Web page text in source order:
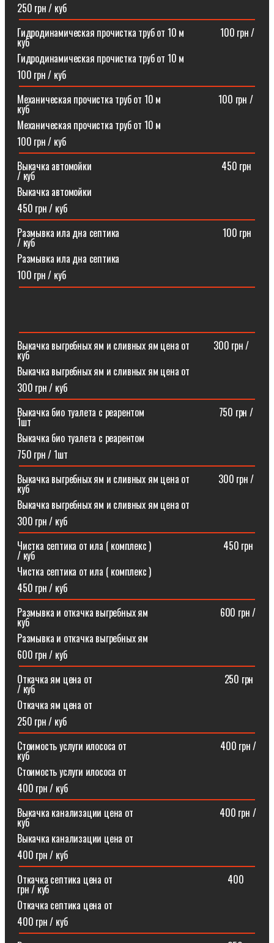
250 грн / куб
Гидродинамическая прочистка труб от 10 м⠀⠀⠀⠀⠀100 грн /
куб
Гидродинамическая прочистка труб от 10 м
100 грн / куб
Механическая прочистка труб от 10 м⠀⠀⠀⠀⠀⠀⠀⠀100 грн /
куб
Механическая прочистка труб от 10 м
100 грн / куб
Выкачка автомойки⠀⠀⠀⠀⠀⠀⠀⠀⠀⠀⠀⠀⠀⠀⠀⠀⠀⠀450 грн
/ куб
Выкачка автомойки
450 грн / куб
Размывка ила дна септика ⠀⠀⠀⠀⠀⠀⠀⠀⠀⠀⠀⠀⠀⠀100 грн
/ куб
Размывка ила дна септика
100 грн / куб
Выкачка выгребных ям и сливных ям цена от ⠀⠀⠀300 грн /
куб
Выкачка выгребных ям и сливных ям цена от
300 грн / куб
Выкачка био туалета с реарентом ⠀⠀⠀⠀⠀⠀⠀⠀⠀⠀750 грн /
1шт
Выкачка био туалета с реарентом
750 грн / 1шт
Выкачка выгребных ям и сливных ям цена от⠀⠀⠀⠀300 грн /
куб
Выкачка выгребных ям и сливных ям цена от
300 грн / куб
Чистка септика от ила ( комплекс )⠀⠀⠀⠀⠀⠀⠀⠀⠀⠀450 грн
/ куб
Чистка септика от ила ( комплекс )
450 грн / куб
Размывка и откачка выгребных ям⠀⠀⠀⠀⠀⠀⠀⠀⠀⠀600 грн /
куб
Размывка и откачка выгребных ям
600 грн / куб
Откачка ям цена от ⠀⠀⠀⠀⠀⠀⠀⠀⠀⠀⠀⠀⠀⠀⠀⠀⠀⠀250 грн
/ куб
Откачка ям цена от
250 грн / куб
Стоимость услуги илососа от⠀⠀⠀⠀⠀⠀⠀⠀⠀⠀⠀⠀⠀400 грн /
куб
Стоимость услуги илососа от
400 грн / куб
Выкачка канализации цена от⠀⠀⠀⠀⠀⠀⠀⠀⠀⠀⠀⠀400 грн /
куб
Выкачка канализации цена от
400 грн / куб
Откачка септика цена от⠀⠀⠀⠀⠀⠀⠀⠀⠀⠀⠀⠀⠀⠀⠀⠀400
грн / куб
Откачка септика цена от
400 грн / куб